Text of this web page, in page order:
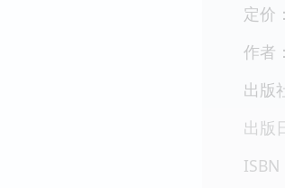
定价
作者
出版
出版